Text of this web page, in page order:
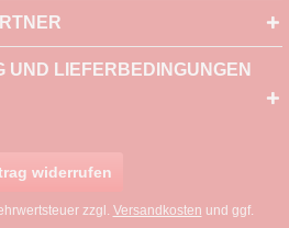
UND LIEFERBEDINGUNGEN
widerrufen
zzgl. Versandkosten und ggf.